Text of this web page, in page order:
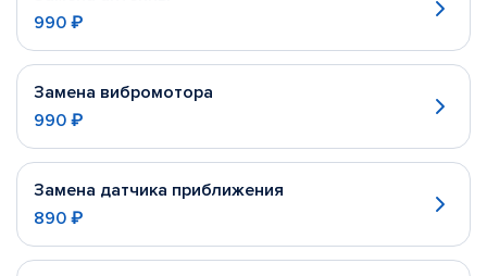
990 ₽
Замена вибромотора
990 ₽
Замена датчика приближения
890 ₽